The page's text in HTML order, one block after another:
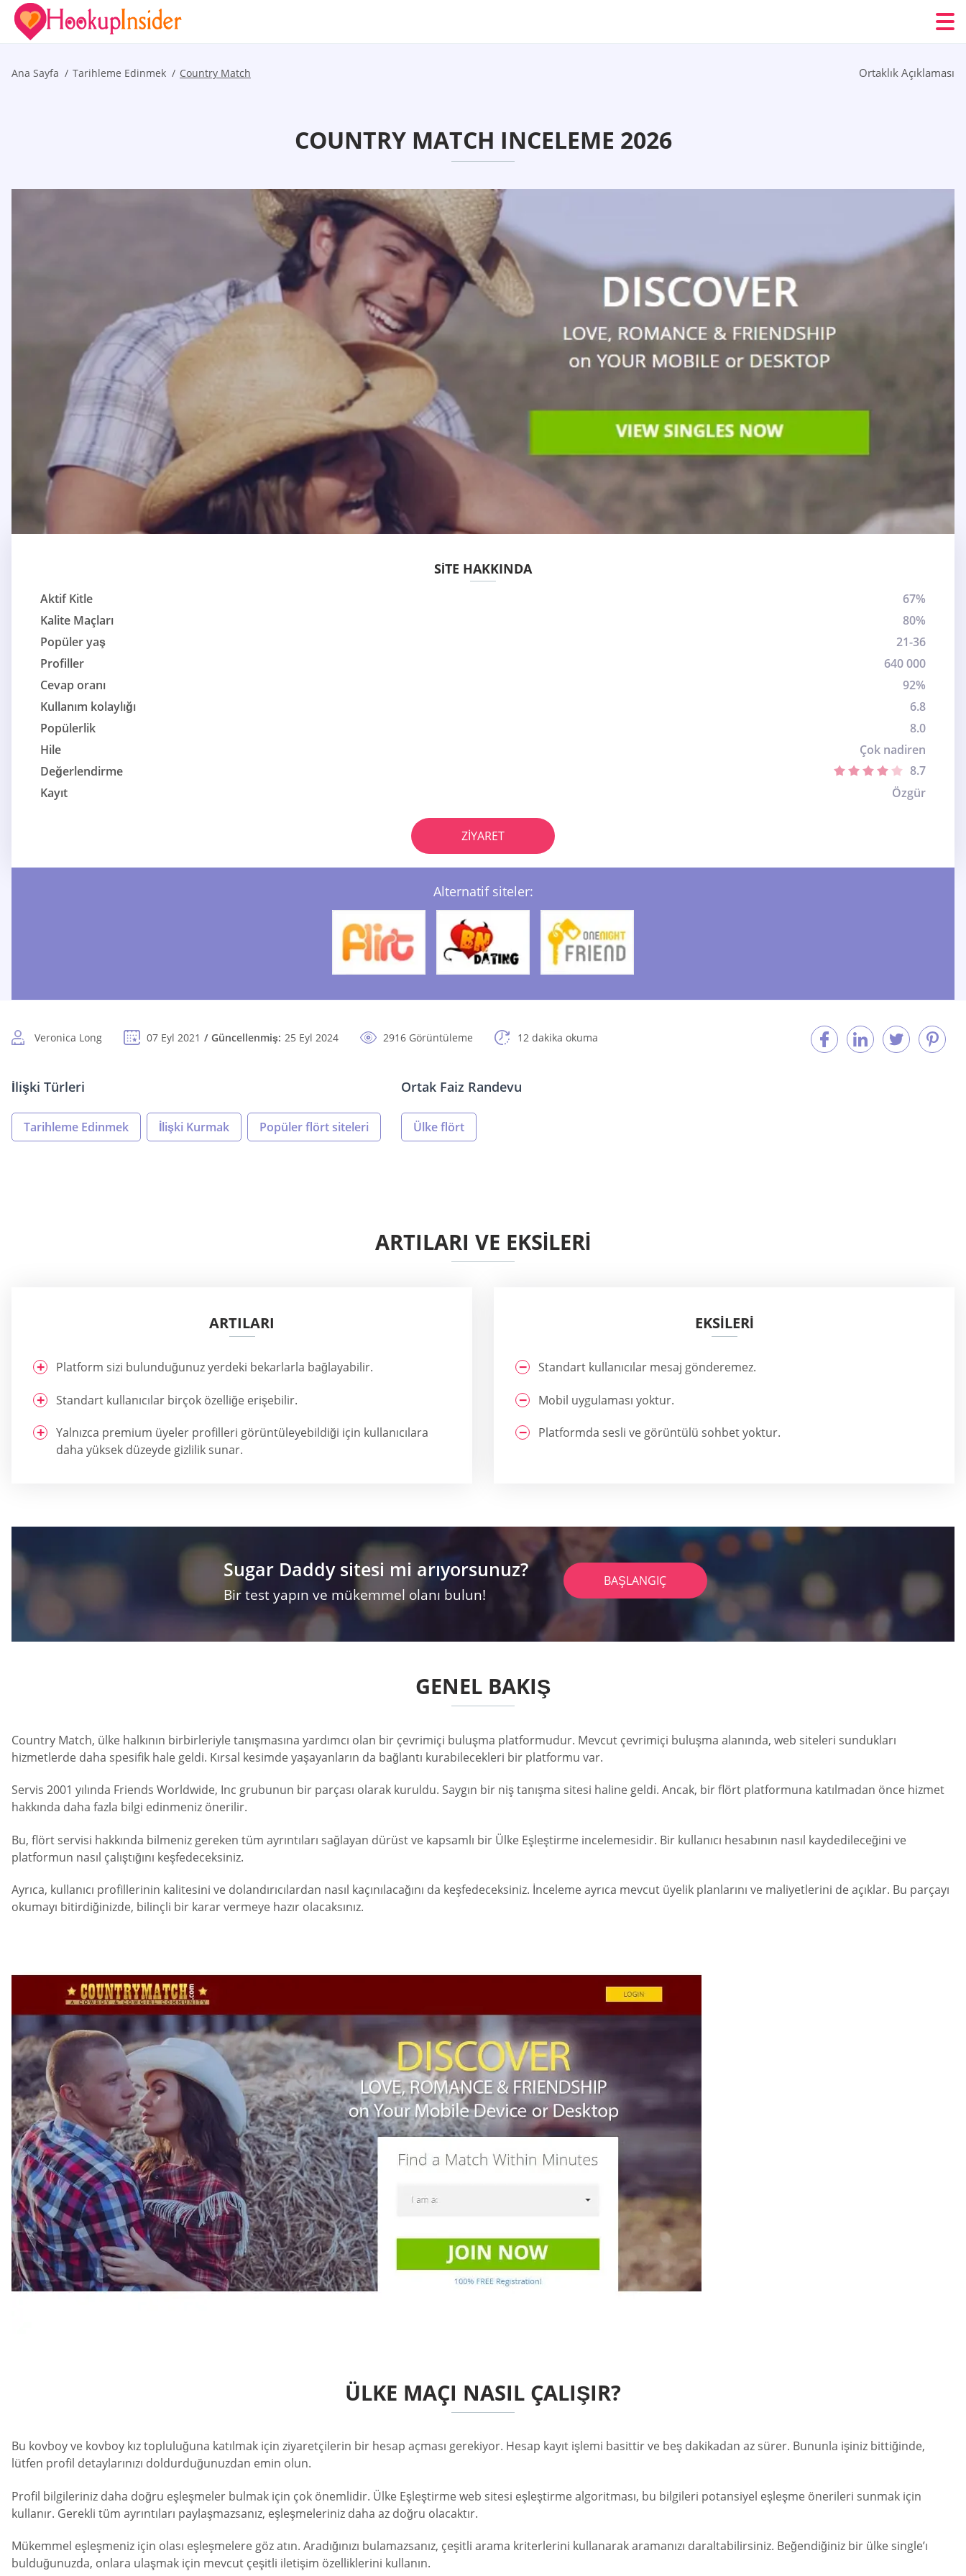
Ana Sayfa Tarihleme Edinmek Country Match Ortaklık Açıklaması
COUNTRY MATCH INCELEME 2026
SITE HAKKINDA
Aktif Kitle
67%
Kalite Maçları
80%
Popüler yaş
21-36
Profiller
640 000
Cevap oranı
92%
Kullanım kolaylığı
6.8
Popülerlik
8.0
Hile
Çok nadiren
Değerlendirme
8.7
Kayıt
Özgür
ZIYARET
Alternatif siteler:
Veronica Long 07 Eyl 2021 Güncellenmiş: 25 Eyl 2024 2916 Görüntüleme 12 dakika okuma
İlişki Türleri
Tarihleme Edinmek İlişki Kurmak Popüler flört siteleri
Ortak Faiz Randevu
Ülke flört
ARTILARI VE EKSİLERİ
ARTILARI
Platform sizi bulunduğunuz yerdeki bekarlarla bağlayabilir.
Standart kullanıcılar birçok özelliğe erişebilir.
Yalnızca premium üyeler profilleri görüntüleyebildiği için kullanıcılara
daha yüksek düzeyde gizlilik sunar.
EKSİLERİ
Standart kullanıcılar mesaj gönderemez.
Mobil uygulaması yoktur.
Platformda sesli ve görüntülü sohbet yoktur.
Sugar Daddy sitesi mi arıyorsunuz?
Bir test yapın ve mükemmel olanı bulun!
BAŞLANGIÇ
GENEL BAKIŞ
Country Match, ülke halkının birbirleriyle tanışmasına yardımcı olan bir çevrimiçi buluşma platformudur. Mevcut çevrimiçi buluşma alanında, web siteleri sundukları
hizmetlerde daha spesifik hale geldi. Kırsal kesimde yaşayanların da bağlantı kurabilecekleri bir platformu var.
Servis 2001 yılında Friends Worldwide, Inc grubunun bir parçası olarak kuruldu. Saygın bir niş tanışma sitesi haline geldi. Ancak, bir flört platformuna katılmadan önce hizmet
hakkında daha fazla bilgi edinmeniz önerilir.
Bu, flört servisi hakkında bilmeniz gereken tüm ayrıntıları sağlayan dürüst ve kapsamlı bir Ülke Eşleştirme incelemesidir. Bir kullanıcı hesabının nasıl kaydedileceğini ve
platformun nasıl çalıştığını keşfedeceksiniz.
Ayrıca, kullanıcı profillerinin kalitesini ve dolandırıcılardan nasıl kaçınılacağını da keşfedeceksiniz. İnceleme ayrıca mevcut üyelik planlarını ve maliyetlerini de açıklar. Bu parçayı
okumayı bitirdiğinizde, bilinçli bir karar vermeye hazır olacaksınız.
ÜLKE MAÇI NASIL ÇALIŞIR?
Bu kovboy ve kovboy kız topluluğuna katılmak için ziyaretçilerin bir hesap açması gerekiyor. Hesap kayıt işlemi basittir ve beş dakikadan az sürer. Bununla işiniz bittiğinde,
lütfen profil detaylarınızı doldurduğunuzdan emin olun.
Profil bilgileriniz daha doğru eşleşmeler bulmak için çok önemlidir. Ülke Eşleştirme web sitesi eşleştirme algoritması, bu bilgileri potansiyel eşleşme önerileri sunmak için
kullanır. Gerekli tüm ayrıntıları paylaşmazsanız, eşleşmeleriniz daha az doğru olacaktır.
Mükemmel eşleşmeniz için olası eşleşmelere göz atın. Aradığınızı bulamazsanız, çeşitli arama kriterlerini kullanarak aramanızı daraltabilirsiniz. Beğendiğiniz bir ülke single’ı
bulduğunuzda, onlara ulaşmak için mevcut çeşitli iletişim özelliklerini kullanın.